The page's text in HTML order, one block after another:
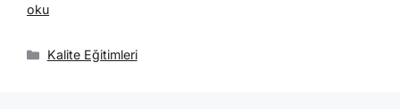
oku
Kalite Eğitimleri